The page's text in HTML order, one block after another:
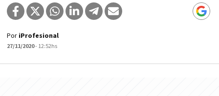
Por iProfesional
27/11/2020- 12:52hs